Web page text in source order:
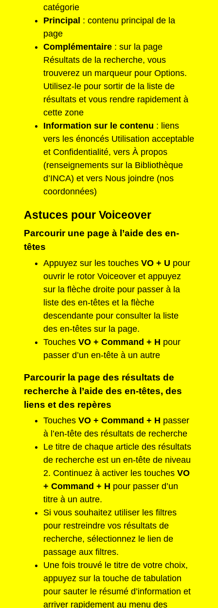
catégorie
Principal : contenu principal de la
page
Complémentaire: sur la page
Résultats de la recherche, vous
trouverez un marqueur pour Options.
Utilisez-le pour sortir de la liste de
résultats et vous rendre rapidement à
cette zone
Information sur le contenu : liens
vers les énoncés Utilisation acceptable
et Confidentialité, vers À propos
(renseignements sur la Bibliothèque
d’INCA) et vers Nous joindre (nos
coordonnées)
Astuces pour Voiceover
Parcourir une page à l’aide des en-
têtes
Appuyez sur les touches VO + U pour
ouvrir le rotor Voiceover et appuyez
sur la flèche droite pour passer à la
liste des en-têtes et la flèche
descendante pour consulter la liste
des en-têtes sur la page.
Touches VO + Command + H pour
passer d’un en-tête à un autre
Parcourir la page des résultats de
recherche à l’aide des en-têtes, des
liens et des repères
Touches VO + Command + H passer
à l’en-tête des résultats de recherche
Le titre de chaque article des résultats
de recherche est un en-tête de niveau
2. Continuez à activer les touches VO
+ Command + H pour passer d’un
titre à un autre.
Si vous souhaitez utiliser les filtres
pour restreindre vos résultats de
recherche, sélectionnez le lien de
passage aux filtres.
Une fois trouvé le titre de votre choix,
appuyez sur la touche de tabulation
pour sauter le résumé d’information et
arriver rapidement au menu des